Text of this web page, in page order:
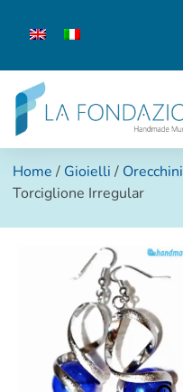
Home / Gioielli / Orecchini
Torciglione Irregular